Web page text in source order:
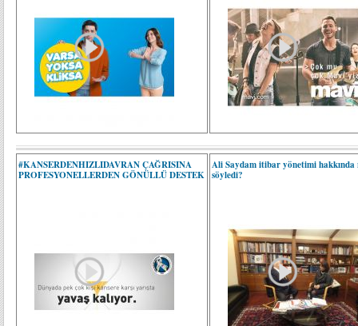
#KANSERDENHIZLIDAVRAN ÇAĞRISINA
PROFESYONELLERDEN GÖNÜLLÜ DESTEK
Ali Saydam itibar yönetimi hakkında
söyledi?